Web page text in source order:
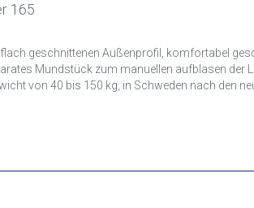
165
geschnittenen Außenprofil, komfortabel
Mundstück zum manuellen aufblasen der
von 40 bis 150 kg, in Schweden nach den